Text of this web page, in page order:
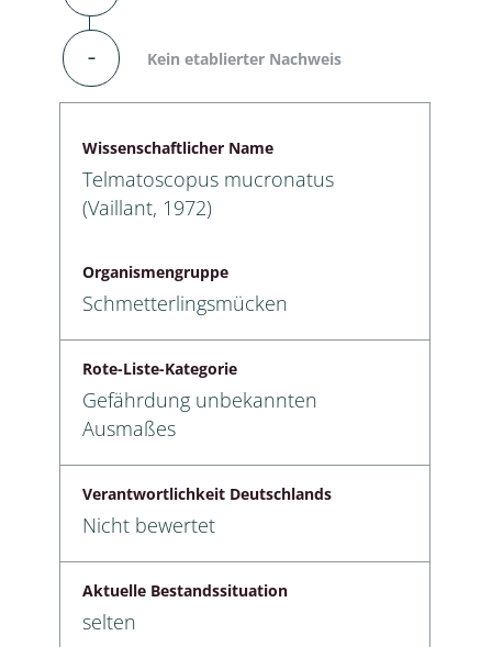
– Kein etablierter Nachweis
Wissenschaftlicher Name
Telmatoscopus mucronatus
(Vaillant, 1972)
Organismengruppe
Schmetterlingsmücken
Rote-Liste-Kategorie
Gefährdung unbekannten
Ausmaßes
Verantwortlichkeit Deutschlands
Nicht bewertet
Aktuelle Bestandssituation
selten